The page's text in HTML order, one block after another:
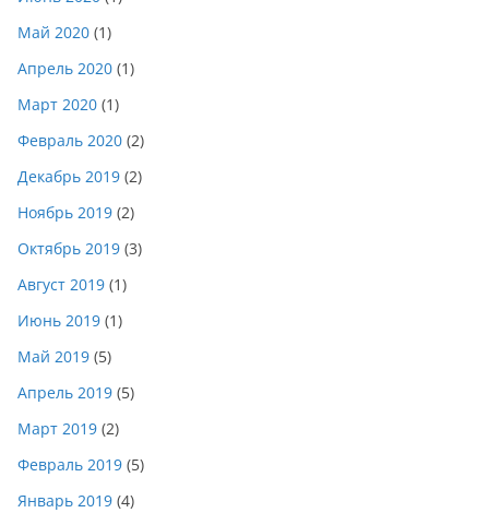
Май 2020 (1)
Апрель 2020 (1)
Март 2020 (1)
Февраль 2020 (2)
Декабрь 2019 (2)
Ноябрь 2019 (2)
Октябрь 2019 (3)
Август 2019 (1)
Июнь 2019 (1)
Май 2019 (5)
Апрель 2019 (5)
Март 2019 (2)
Февраль 2019 (5)
Январь 2019 (4)